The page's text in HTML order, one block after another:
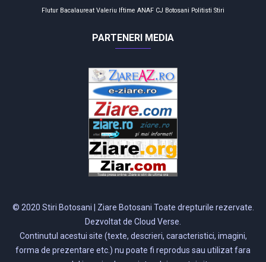
Flutur Bacalaureat Valeriu Iftime ANAF CJ Botosani Politisti Stiri
PARTENERI MEDIA
© 2020 Stiri Botosani | Ziare Botosani Toate drepturile rezervate.
Dezvoltat de Cloud Verse.
Continutul acestui site (texte, descrieri, caracteristici, imagini,
forma de prezentare etc.) nu poate fi reprodus sau utilizat fara